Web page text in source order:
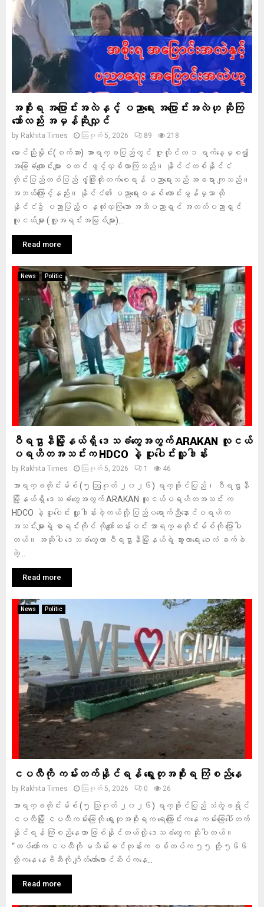
အစိုးရ အပြောင်းအလဲနှင့် ပညာရေး အပြောင်းအလဲဟု ဆိုကြ
သော်လည်း အမှန်ဆိုလျှင်
by Rakhita Times ဩဂုတ် 5, 2026 89 218
မောင်ညိုမှိုင်း(စက်သား) အာရက္ခပြည်တွင် ဇူလိုင်လ ၁ ရက်နေ့မှစ၍
အခြေခံကျောင်းများ စတင် ဖွင့်လှစ်လာကြသည်။ နိုင်ငံတစ်နိုင်ငံ
တိုင်းပြည်တစ်ပြည် ဖွံ့ဖြိုးတိုးတက်စေရန် ပညာရေးသည် အခရာ ကျသည်။
အဘယ်ကြောင့်နည်း။ နိုင်ငံ၏ ပညာရေးစနစ် ကောင်းမွန်မှသာ ထို
နိုင်ငံ၌ ပညာပြည့်ဝ နှလုံးလှကြသော အသိပညာရှင် အတတ်ပညာရှင်
လူငယ်များ (လူ့အရင်းအမြစ်များ)...
Read more
News Politic
ဝီရဌာနီမြို့နယ်ရှိ‌ ဒေသခံတွေအတွက် ARAKAN လူငယ်
ပရဟိတအသင်းက HDCO နဲ့ ပူးပေါင်းလှူဒါန်း
by Rakhita Times ဩဂုတ် 5, 2026 1 46
အာရက္ခတိုင်းမ်စ် (၅ ဩဂုတ် ၂၀၂၆) ရက္ခိုင်ပြည်၊ ဝီရဌာနီ
မြို့နယ်ရှိ‌ ဒေသခံတွေအတွက် ARAKAN လူငယ်ပရဟိတအသင်း က
HDCO နဲ့ ပူးပေါင်း လှူဒါန်းခဲ့တယ်လို့ ပြည်ပရောက်ညီနောင်ပရဟိတ
အသင်းများရဲ့ စာရင်းကိုင် ကိုကျော်ဆန်းဝင်း အာရက္ခတိုင်းမ်စ်ကို ပြောပါ
တယ်။ အဆိုပါ ဒေသခံတွေဟာ ဝီရဌာနီမြို့နယ်ရဲ့ သွားလာရေး ဝေးလံ ခက်ခဲ
တဲ့...
Read more
News Politic
ငပလီကို ကမ်းတက်နိုင်ရန် ရွေးတုအစိုးရ ကြံစည်နေ
by Rakhita Times ဩဂုတ် 5, 2026 0 26
အာရက္ခတိုင်းမ်စ် (၅ သြဂုတ် ၂၀၂၆) ရက္ခိုင်ပြည် သံတွဲခရိုင်
ငပလီမြို့ ငပလီကမ်းခြေကို ရွေးတုအစိုးရက ရေကြောင်းကနေ ကမ်းခြေပေါ်တက်
နိုင်ရန် ကြံစည်နေတာ ဖြစ်နိုင်တယ်လို့ ဒေသခံတွေက ဆိုပါတယ်။
“တပ်တော်က ငပလီကို မသိမ်းခင်တုန်းက စစ်တပ်က ၅၅ တို့ ၅၆၆
တို့ကနေ နေဗီဆီကို ဂျိတ်တော်ဖောင်ဆိပ်ကနေ...
Read more